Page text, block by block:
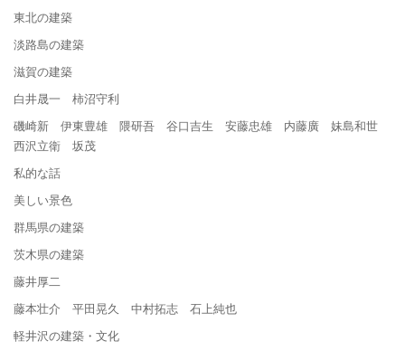
東北の建築
淡路島の建築
滋賀の建築
白井晟一 柿沼守利
磯崎新 伊東豊雄 隈研吾 谷口吉生 安藤忠雄 内藤廣 妹島和世
西沢立衛 坂茂
私的な話
美しい景色
群馬県の建築
茨木県の建築
藤井厚二
藤本壮介 平田晃久 中村拓志 石上純也
軽井沢の建築・文化